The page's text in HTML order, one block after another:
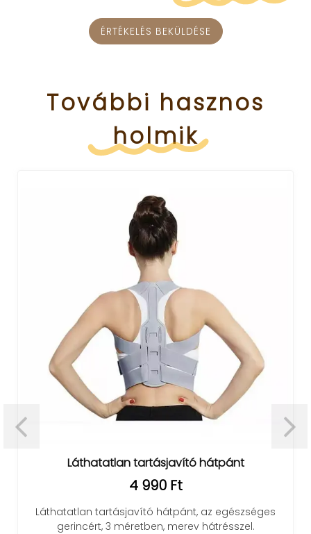
ÉRTÉKELÉS BEKÜLDÉSE
További hasznos
holmik
Láthatatlan tartásjavító hátpánt
4 990 Ft
Láthatatlan tartásjavító hátpánt, az egészséges
gerincért, 3 méretben, merev hátrésszel.